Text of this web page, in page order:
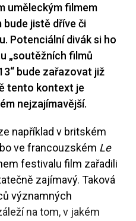
uměleckým filmem
jistě dříve či
Potenciální divák si ho
„soutěžních filmů
bude zařazovat již
tento kontext je
nejzajímavější.
například v britském
ve francouzském Le
festivalu film zařadili
zajímavý. Taková
významných
na tom, v jakém